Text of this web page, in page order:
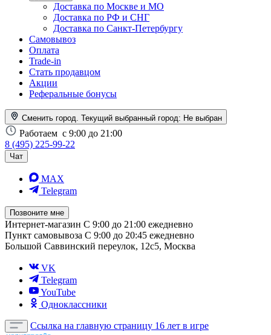
Доставка по Москве и МО
Доставка по РФ и СНГ
Доставка по Санкт-Петербургу
Самовывоз
Оплата
Trade-in
Стать продавцом
Акции
Реферальные бонусы
Сменить город. Текущий выбранный город: Не выбран
Работаем с 9:00 до 21:00
8 (495) 225-99-22
Чат
MAX
Telegram
Позвоните мне
Интернет-магазин С 9:00 до 21:00 ежедневно
Пункт самовывоза С 9:00 до 20:45 ежедневно
Большой Саввинский переулок, 12с5, Москва
VK
Telegram
YouTube
Одноклассники
Ссылка на главную страницу 16 лет в игре